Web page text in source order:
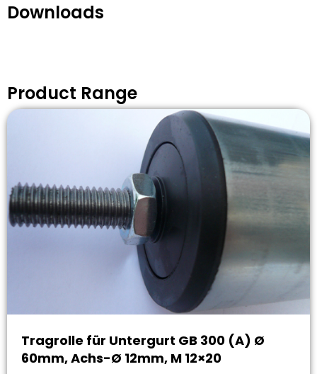
Downloads
Product Range
Tragrolle für Untergurt GB 300 (A) Ø
60mm, Achs-Ø 12mm, M 12×20